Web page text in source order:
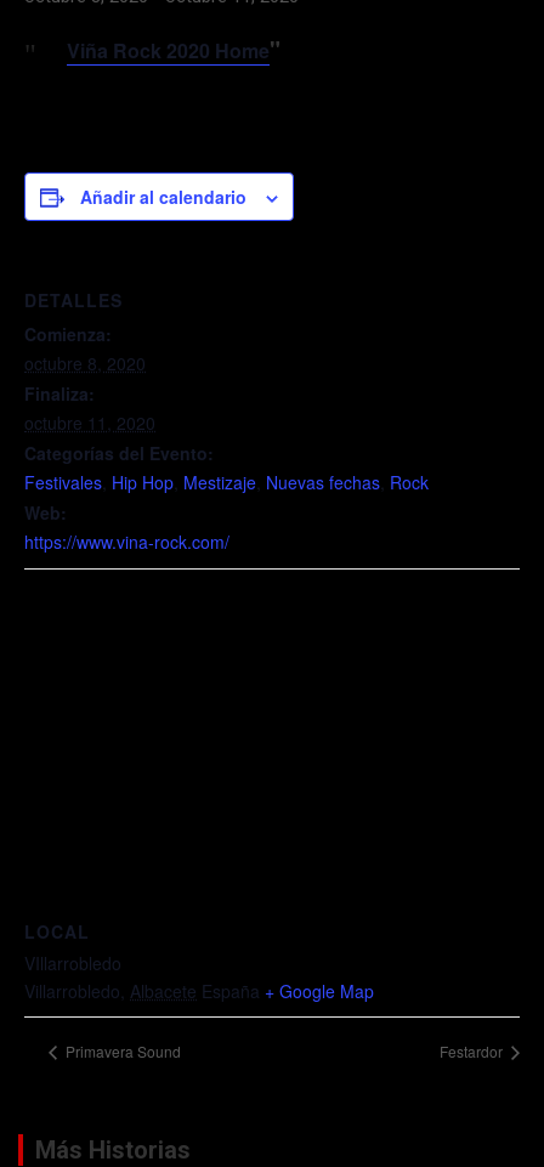
Viña Rock 2020 Home
Añadir al calendario
DETALLES
Comienza:
octubre 8, 2020
Finaliza:
octubre 11, 2020
Categorías del Evento:
Festivales, Hip Hop, Mestizaje, Nuevas fechas, Rock
Web:
https://www.vina-rock.com/
LOCAL
VIllarrobledo
Villarrobledo, Albacete España + Google Map
Primavera Sound Festardor
Más Historias